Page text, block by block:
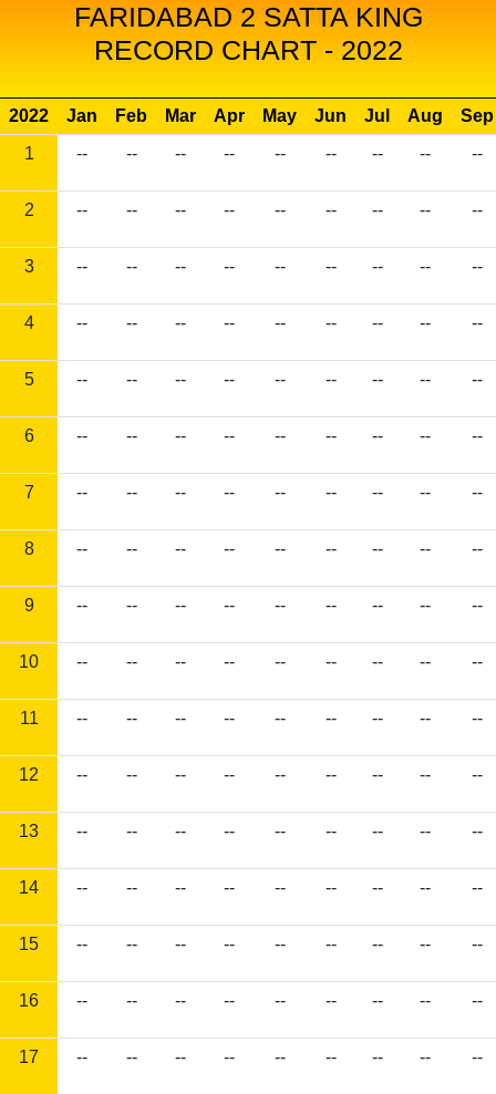
FARIDABAD 2 SATTA KING
RECORD CHART - 2022
2022 Jan Feb Mar Apr May Jun Jul Aug
Sep
1
-- -- -- -- -- -- -- -- --
2 -- -- -- -- -- -- -- -- --
3 -- -- -- -- -- -- -- -- --
4 -- -- -- -- -- -- -- -- --
5 -- -- -- -- -- -- -- -- --
6 -- -- -- -- -- -- -- -- --
7 -- -- -- -- -- -- -- -- --
8 -- -- -- -- -- -- -- -- --
9 -- -- -- -- -- -- -- -- --
10 -- -- -- -- -- -- -- -- --
11 -- -- -- -- -- -- -- -- --
12 -- -- -- -- -- -- -- -- --
13 -- -- -- -- -- -- -- -- --
14 -- -- -- -- -- -- -- -- --
15 -- -- -- -- -- -- -- -- --
16 -- -- -- -- -- -- -- -- --
17 -- -- -- -- -- -- -- -- --